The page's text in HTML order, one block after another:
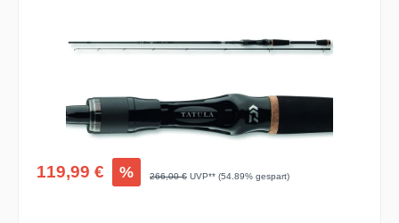
Verkaufspreis:
119,99 € % Regulärer Preis:
266,00 € UVP** (54.89% gespart)